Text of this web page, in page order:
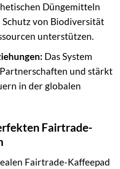
Düngemitteln
von Biodiversität
unterstützen.
Das System
und stärkt
in der globalen
Fairtrade-
Fairtrade-Kaffeepad